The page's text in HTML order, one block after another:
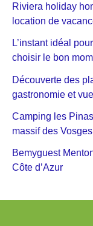
Riviera holiday
location de
L’instant idéal
choisir le bon
Découverte des
gastronomie et
Camping les
massif des Vosges
Bemyguest
Côte d’Azur